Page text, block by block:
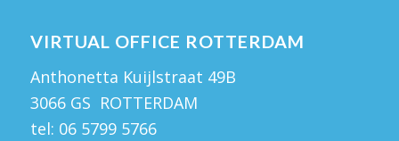
VIRTUAL OFFICE ROTTERDAM
Anthonetta Kuijlstraat 49B
3066 GS ROTTERDAM
tel: 06 5799 5766